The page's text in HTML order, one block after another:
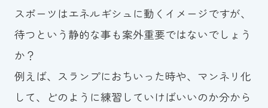
スポーツはエネルギシュに動くイメージですが、
待つという静的な事も案外重要ではないでしょう
か？
例えば、スランプにおちいった時や、マンネリ化
して、どのように練習していけばいいのか分から